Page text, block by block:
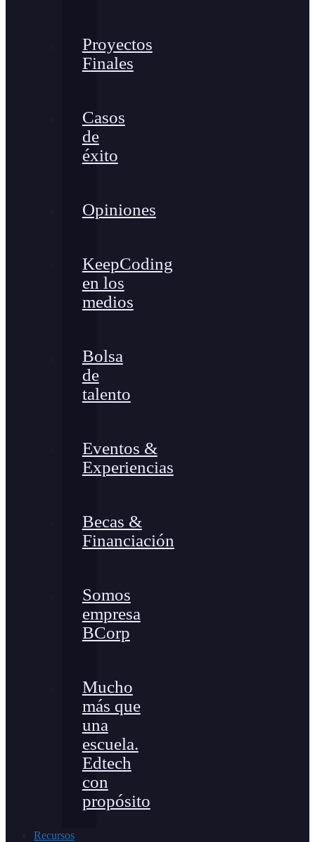
Proyectos
Finales
Casos
de
éxito
Opiniones
KeepCoding
en los
medios
Bolsa
de
talento
Eventos &
Experiencias
Becas &
Financiación
Somos
empresa
BCorp
Mucho
más que
una
escuela.
Edtech
con
propósito
Recursos